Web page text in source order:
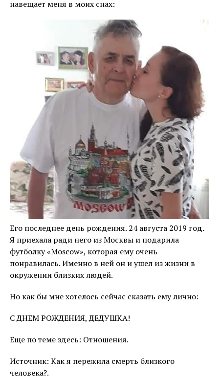
навещает меня в моих снах:
Его последнее день рождения. 24 августа 2019 год.
Я приехала ради него из Москвы и подарила
футболку «Moscow», которая ему очень
понравилась. Именно в ней он и ушел из жизни в
окружении близких людей.
Но как бы мне хотелось сейчас сказать ему лично:
С ДНЕМ РОЖДЕНИЯ, ДЕДУШКА!
Еще по теме здесь: Отношения.
Источник: Как я пережила смерть близкого
человека?.